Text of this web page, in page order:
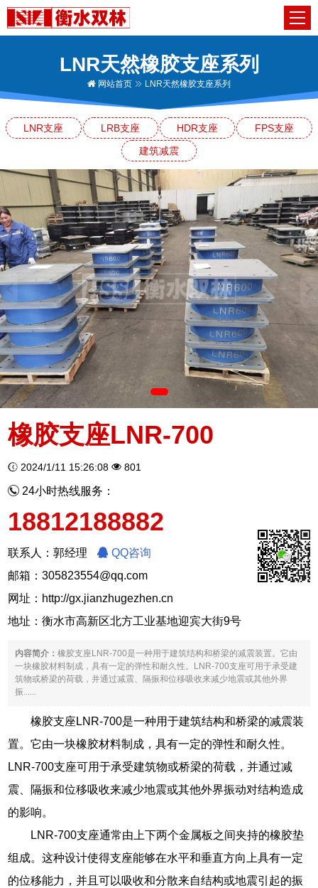
LNR天然橡胶支座系列
网站首页 LNR天然橡胶支座系列
LNR支座 LRB支座 HDR支座
FPS支座
建筑减震
橡胶支座LNR-700
2024/1/11 15:26:08 801
24小时热线服务：
18812188882
联系人：郭经理
QQ咨询
邮箱：305823554@qq.com
网址： http://gx.jianzhugezhen.cn
地址：衡水市高新区北方工业基地迎宾大街9号
内容简介：橡胶支座LNR-700是一种用于建筑结构和桥梁的减震装置。它由
一块橡胶材料制成，具有一定的弹性和耐久性。LNR-700支座可用于承受建
筑物或桥梁的荷载，并通过减震、隔振和位移吸收来减少地震或其他外界
振......
橡胶支座LNR-700是一种用于建筑结构和桥梁的减震装
置。它由一块橡胶材料制成，具有一定的弹性和耐久性。
LNR-700支座可用于承受建筑物或桥梁的荷载，并通过减
震、隔振和位移吸收来减少地震或其他外界振动对结构造成
的影响。
LNR-700支座通常由上下两个金属板之间夹持的橡胶垫
组成。这种设计使得支座能够在水平和垂直方向上具有一定
的位移能力，并且可以吸收和分散来自结构或地震引起的振